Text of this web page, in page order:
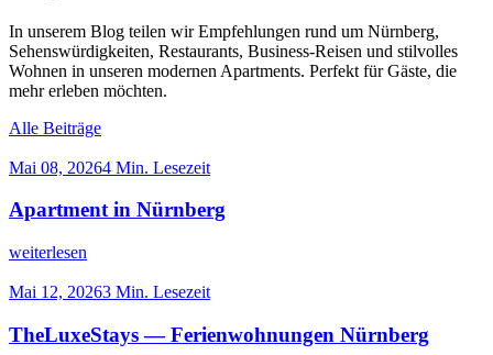
In unserem Blog teilen wir Empfehlungen rund um Nürnberg,
Sehenswürdigkeiten, Restaurants, Business-Reisen und stilvolles
Wohnen in unseren modernen Apartments. Perfekt für Gäste, die
mehr erleben möchten.
Alle Beiträge
Mai 08, 20264 Min. Lesezeit
Apartment in Nürnberg
weiterlesen
Mai 12, 20263 Min. Lesezeit
TheLuxeStays — Ferienwohnungen Nürnberg